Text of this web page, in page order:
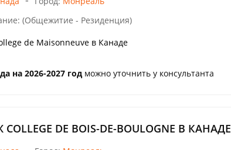
(Общежитие - Резиденция)
de Maisonneuve в Канаде
на 2026-2027 год можно уточнить у консультанта
DE BOIS-DE-BOULOGNE В КАНАДЕ